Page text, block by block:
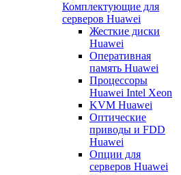
Комплектующие для
серверов Huawei
Жесткие диски
Huawei
Оперативная
память Huawei
Процессоры
Huawei Intel Xeon
KVM Huawei
Оптические
приводы и FDD
Huawei
Опции для
серверов Huawei